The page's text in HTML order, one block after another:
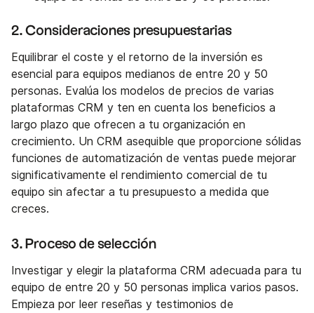
2. Consideraciones presupuestarias
Equilibrar el coste y el retorno de la inversión es
esencial para equipos medianos de entre 20 y 50
personas. Evalúa los modelos de precios de varias
plataformas CRM y ten en cuenta los beneficios a
largo plazo que ofrecen a tu organización en
crecimiento. Un CRM asequible que proporcione sólidas
funciones de automatización de ventas puede mejorar
significativamente el rendimiento comercial de tu
equipo sin afectar a tu presupuesto a medida que
creces.
3. Proceso de selección
Investigar y elegir la plataforma CRM adecuada para tu
equipo de entre 20 y 50 personas implica varios pasos.
Empieza por leer reseñas y testimonios de